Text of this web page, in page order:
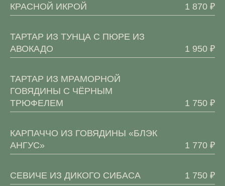
КРАСНОЙ ИКРОЙ
1 870 ₽
ТАРТАР ИЗ ТУНЦА С ПЮРЕ ИЗ
АВОКАДО
1 950 ₽
ТАРТАР ИЗ МРАМОРНОЙ
ГОВЯДИНЫ С ЧЁРНЫМ
ТРЮФЕЛЕМ
1 750 ₽
КАРПАЧЧО ИЗ ГОВЯДИНЫ «БЛЭК
АНГУС»
1 770 ₽
СЕВИЧЕ ИЗ ДИКОГО СИБАСА 1 750 ₽